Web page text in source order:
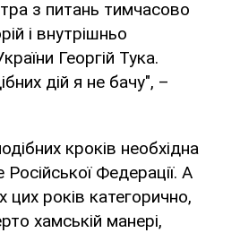
з питань тимчасово
і внутрішньо
Георгій Тука.
дій я не бачу", –
кроків необхідна
Федерації. А
цих років категорично,
хамській манері,